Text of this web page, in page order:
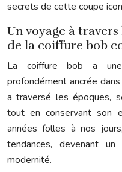
secrets de cette coupe
Un voyage à
de la coiffure bob
La coiffure bob a
profondément ancrée
a traversé les époques,
tout en conservant son
années folles à nos
tendances, devenant
modernité.